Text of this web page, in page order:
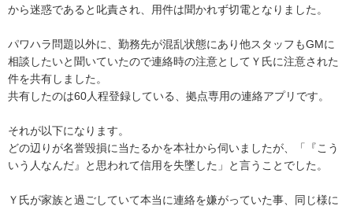
から迷惑であると叱責され、用件は聞かれず切電となりました。
パワハラ問題以外に、勤務先が混乱状態にあり他スタッフもGMに
相談したいと聞いていたので連絡時の注意としてＹ氏に注意された
件を共有しました。
共有したのは60人程登録している、拠点専用の連絡アプリです。
それが以下になります。
どの辺りが名誉毀損に当たるかを本社から伺いましたが、「『こう
いう人なんだ』と思われて信用を失墜した」と言うことでした。
Ｙ氏が家族と過ごしていて本当に連絡を嫌がっていた事、同じ様に